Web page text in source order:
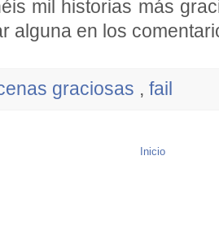
mil historias más
alguna en los
graciosas , fail
Inicio